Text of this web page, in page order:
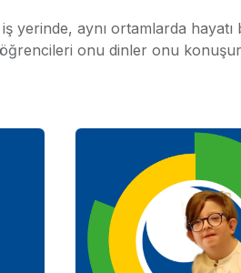
yerinde, aynı ortamlarda
öğrencileri onu dinler onu